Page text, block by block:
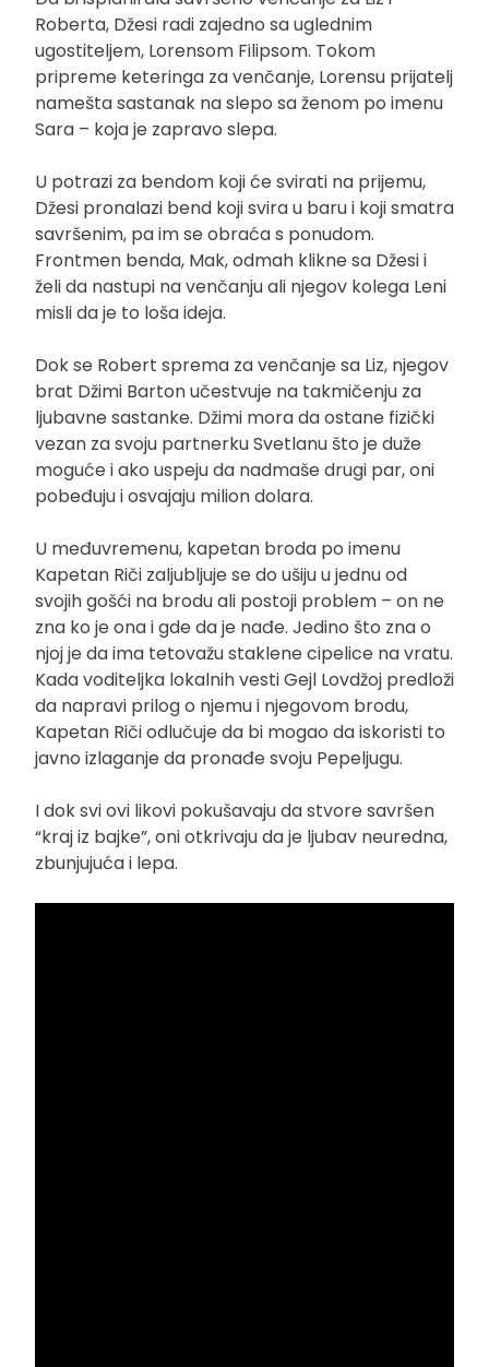
Roberta, Džesi radi zajedno sa uglednim
ugostiteljem, Lorensom Filipsom. Tokom
pripreme keteringa za venčanje, Lorensu prijatelj
namešta sastanak na slepo sa ženom po imenu
Sara – koja je zapravo slepa.
U potrazi za bendom koji će svirati na prijemu,
Džesi pronalazi bend koji svira u baru i koji smatra
savršenim, pa im se obraća s ponudom.
Frontmen benda, Mak, odmah klikne sa Džesi i
želi da nastupi na venčanju ali njegov kolega Leni
misli da je to loša ideja.
Dok se Robert sprema za venčanje sa Liz, njegov
brat Džimi Barton učestvuje na takmičenju za
ljubavne sastanke. Džimi mora da ostane fizički
vezan za svoju partnerku Svetlanu što je duže
moguće i ako uspeju da nadmaše drugi par, oni
pobeđuju i osvajaju milion dolara.
U međuvremenu, kapetan broda po imenu
Kapetan Riči zaljubljuje se do ušiju u jednu od
svojih gošći na brodu ali postoji problem – on ne
zna ko je ona i gde da je nađe. Jedino što zna o
njoj je da ima tetovažu staklene cipelice na vratu.
Kada voditeljka lokalnih vesti Gejl Lovdžoj predloži
da napravi prilog o njemu i njegovom brodu,
Kapetan Riči odlučuje da bi mogao da iskoristi to
javno izlaganje da pronađe svoju Pepeljugu.
I dok svi ovi likovi pokušavaju da stvore savršen
“kraj iz bajke”, oni otkrivaju da je ljubav neuredna,
zbunjujuća i lepa.